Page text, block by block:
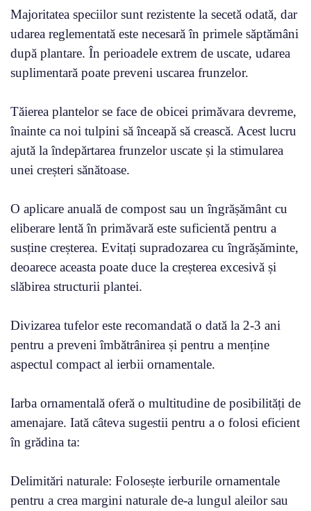
Majoritatea speciilor sunt rezistente la secetă odată, dar
udarea reglementată este necesară în primele săptămâni
după plantare. În perioadele extrem de uscate, udarea
suplimentară poate preveni uscarea frunzelor.
Tăierea plantelor se face de obicei primăvara devreme,
înainte ca noi tulpini să înceapă să crească. Acest lucru
ajută la îndepărtarea frunzelor uscate și la stimularea
unei creșteri sănătoase.
O aplicare anuală de compost sau un îngrășământ cu
eliberare lentă în primăvară este suficientă pentru a
susține creșterea. Evitați supradozarea cu îngrășăminte,
deoarece aceasta poate duce la creșterea excesivă și
slăbirea structurii plantei.
Divizarea tufelor este recomandată o dată la 2-3 ani
pentru a preveni îmbătrânirea și pentru a menține
aspectul compact al ierbii ornamentale.
Iarba ornamentală oferă o multitudine de posibilități de
amenajare. Iată câteva sugestii pentru a o folosi eficient
în grădina ta:
Delimitări naturale: Folosește ierburile ornamentale
pentru a crea margini naturale de-a lungul aleilor sau